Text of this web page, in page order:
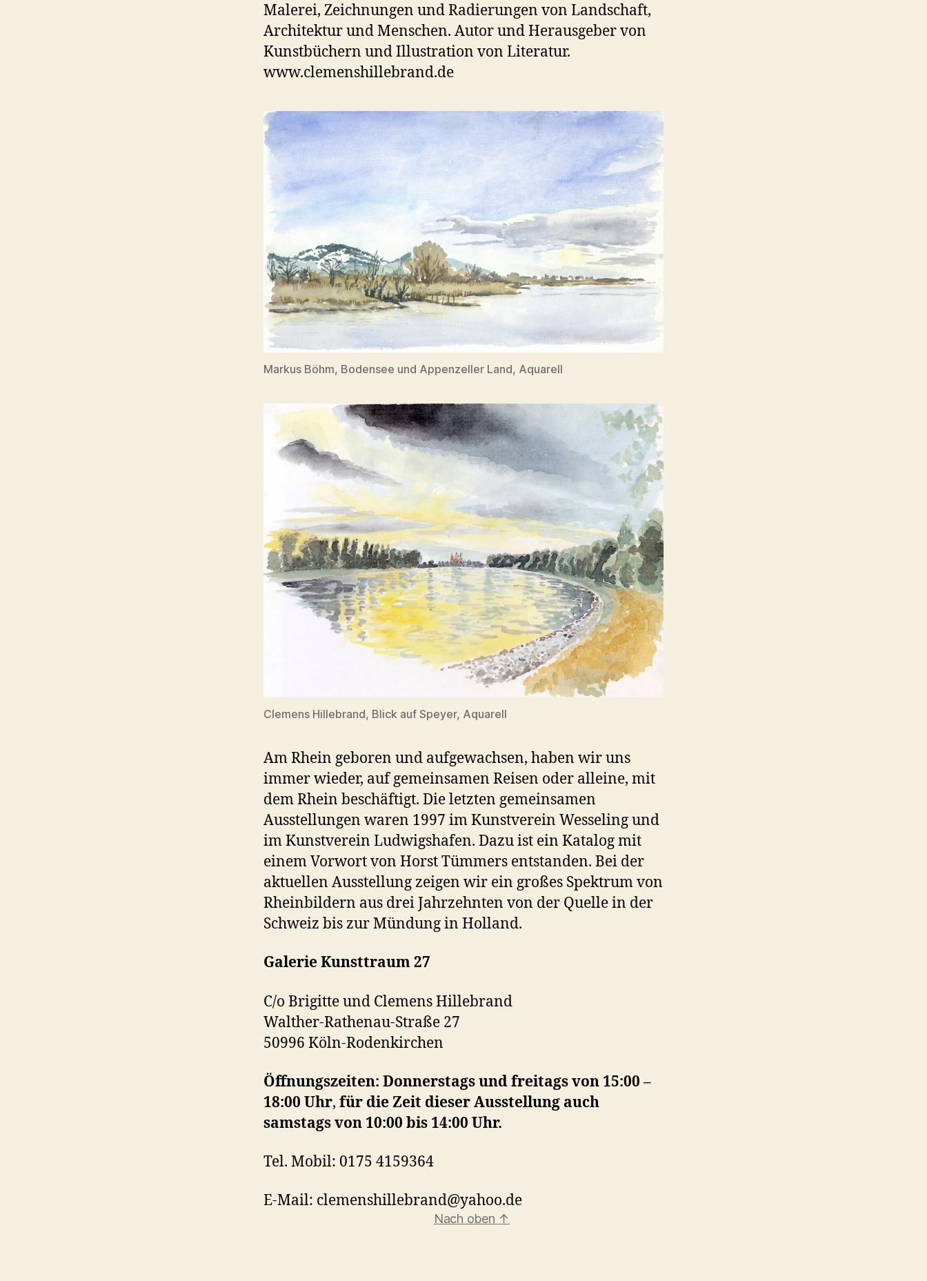
Malerei, Zeichnungen und Radierungen von Landschaft,
Architektur und Menschen. Autor und Herausgeber von
Kunstbüchern und Illustration von Literatur.
www.clemenshillebrand.de
Markus Böhm, Bodensee und Appenzeller Land, Aquarell
Clemens Hillebrand, Blick auf Speyer, Aquarell
Am Rhein geboren und aufgewachsen, haben wir uns
immer wieder, auf gemeinsamen Reisen oder alleine, mit
dem Rhein beschäftigt. Die letzten gemeinsamen
Ausstellungen waren 1997 im Kunstverein Wesseling und
im Kunstverein Ludwigshafen. Dazu ist ein Katalog mit
einem Vorwort von Horst Tümmers entstanden. Bei der
aktuellen Ausstellung zeigen wir ein großes Spektrum von
Rheinbildern aus drei Jahrzehnten von der Quelle in der
Schweiz bis zur Mündung in Holland.
Galerie Kunsttraum 27
C/o Brigitte und Clemens Hillebrand
Walther-Rathenau-Straße 27
50996 Köln-Rodenkirchen
Öffnungszeiten: Donnerstags und freitags von 15:00 –
18:00 Uhr, für die Zeit dieser Ausstellung auch
samstags von 10:00 bis 14:00 Uhr.
Tel. Mobil: 0175 4159364
E-Mail: clemenshillebrand@yahoo.de
Nach oben ↑